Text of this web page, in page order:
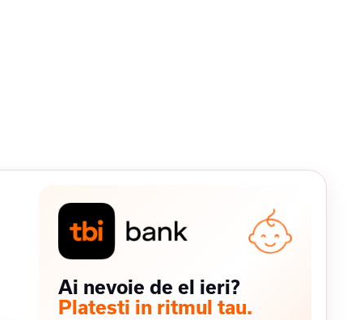
Ai nevoie de el ieri?
Platesti in ritmul tau.